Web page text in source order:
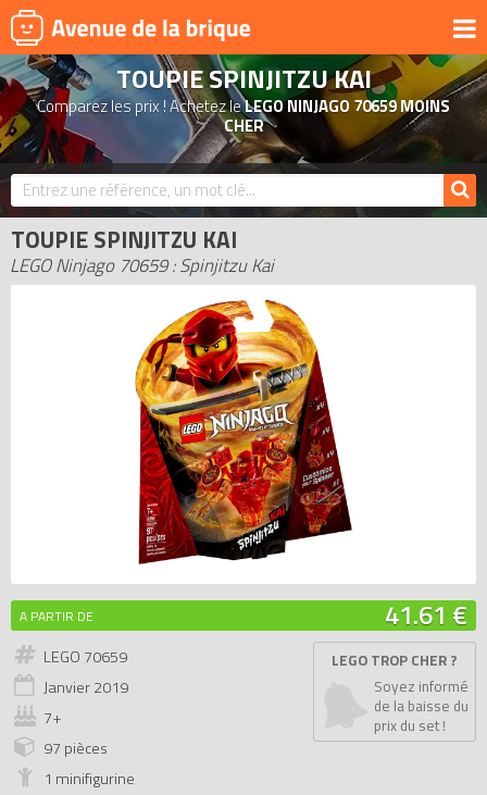
UNIVERS
PRODUITS DÉRIVÉS
NOUVEAUTÉS
LEGO 2026
BONS PLANS
ACTUALITÉS
ASSOCIATIONS DE FANS
EXPOSITIONS LEGO
LEGO LES PLUS CHERS
DERNIERS LEGO AJOUTÉS
TOUPIE SPINJITZU KAI
Comparez les prix ! Achetez leLEGO NINJAGO 70659 MOINS
CHER
TOUPIE SPINJITZU KAI
LEGO Ninjago 70659 : Spinjitzu Kai
A PARTIR DE 41.61 €
LEGO 70659
Janvier2019
7+
97 pièces
1 minifigurine
LEGO TROP CHER ?
Soyez informé
de la baisse du
prix du set !